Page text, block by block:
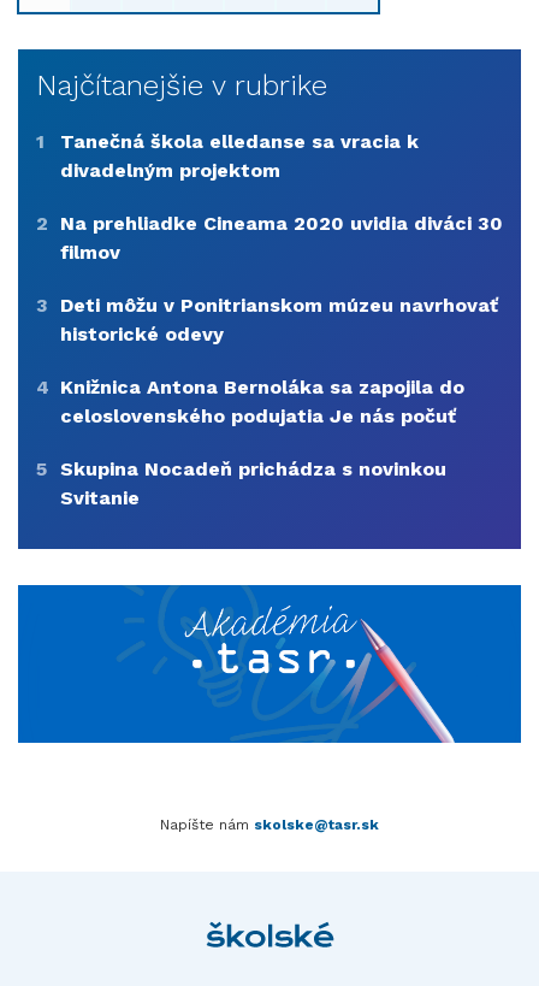
Najčítanejšie v rubrike
1
Tanečná škola elledanse sa vracia k
divadelným projektom
2
Na prehliadke Cineama 2020 uvidia diváci 30
filmov
3
Deti môžu v Ponitrianskom múzeu navrhovať
historické odevy
4 Knižnica Antona Bernoláka sa zapojila do
celoslovenského podujatia Je nás počuť
5 Skupina Nocadeň prichádza s novinkou
Svitanie
Napíšte nám skolske@tasr.sk